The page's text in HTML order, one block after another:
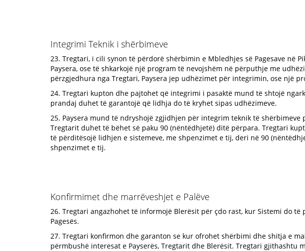
Integrimi Teknik i shërbimeve
23. Tregtari, i cili synon të përdorë shërbimin e Mbledhjes së Pagesave në
Paysera, ose të shkarkojë një program të nevojshëm në përputhje me
përzgjedhura nga Tregtari, Paysera jep udhëzimet për integrimin, ose një
24. Tregtari kupton dhe pajtohet që integrimi i pasaktë mund të shtojë
prandaj duhet të garantojë që lidhja do të kryhet sipas udhëzimeve.
25. Paysera mund të ndryshojë zgjidhjen për integrim teknik të
Tregtarit duhet të bëhet së paku 90 (nëntëdhjetë) ditë përpara. Tregtari
të përditësojë lidhjen e sistemeve, me shpenzimet e tij, deri në 90
shpenzimet e tij.
Konfirmimet dhe marrëveshjet e Palëve
26. Tregtari angazhohet të informojë Blerësit për çdo rast, kur Sistemi do
Pagesës.
27. Tregtari konfirmon dhe garanton se kur ofrohet shërbimi dhe shitja e
përmbushë interesat e Payserës, Tregtarit dhe Blerësit. Tregtari